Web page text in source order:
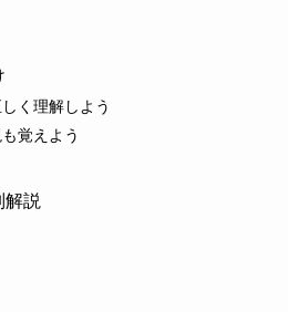
く理解しよう
覚えよう
解説